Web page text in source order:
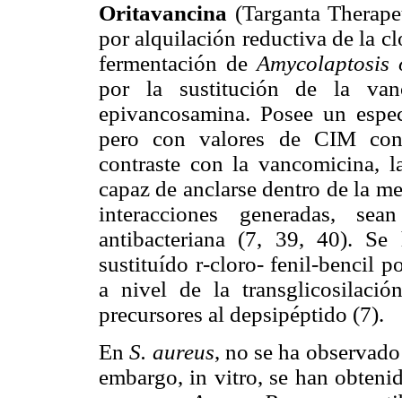
Oritavancina (Targanta
por alquilación reductiva de la
fermentación deAmycolaptosis
por la sustitución de la
epivancosamina. Posee un
pero con valores de CIM
contraste con la vancomicina,
capaz de anclarse dentro de la
interacciones generadas,
antibacteriana (7, 39, 40).
sustituído r-cloro- fenil-bencil
a nivel de la
precursores al depsipéptido (7).
EnS. aureus, no se ha
embargo, in vitro, se han